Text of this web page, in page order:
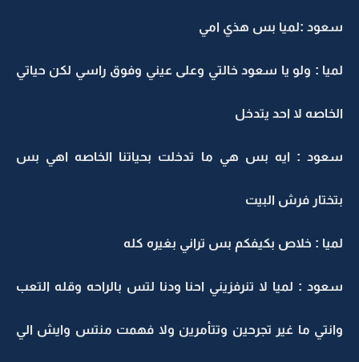
سعود :لميا بس هذي امي
لميا : ولو يا سعود خالتي وعلى عيني وفوق راسي لكن حياتي
الخاصه لا احد يتدخل
سعود : ايه بس هي ما تدخلت بحياتنا الخاصه اهي بس
بتختار فرش البيت
لميا : خلاص بكيفكم بس تراني بغيره كله
سعود : لميا لا تنرفزيني احنا ودنا لتس بالراحه وقله التعب
وانتي ما غير تجرحين وتتأمرين ولا فهمت منتس وايش الي